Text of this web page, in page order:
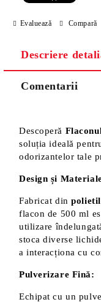
Evaluează Compară
Descriere
Comentarii
Descoperă
soluția ideală
odorizantelor tale
Design și
Fabricat din
flacon de 500 ml
utilizare
stoca diverse
a interacționa cu
Pulverizare Fină:
Echipat cu un